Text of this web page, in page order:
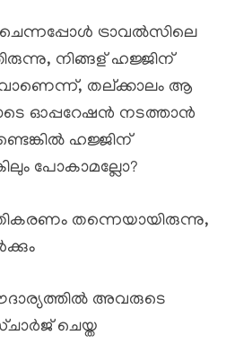
ട്രാവൽസിലെ
നിങ്ങള് ഹജ്ജിന്
തല്ക്കാലം ആ
ഓപ്പറേഷൻ നടത്താൻ
ഹജ്ജിന്
പോകാമല്ലോ?
തന്നെയായിരുന്നു,
അവരുടെ
ചെയ്ത